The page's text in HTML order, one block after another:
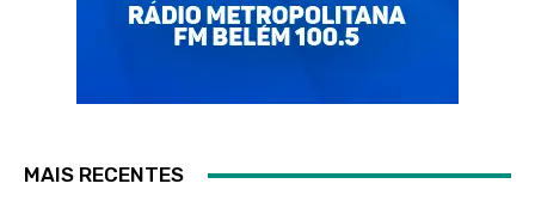
MAIS RECENTES